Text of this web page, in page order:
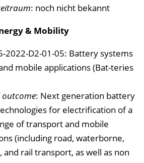
: noch nicht bekannt
& Mobility
2022-D2-01-05: Battery systems
mobile applications (Bat-teries
outcome: Next generation battery
for electrification of a
of transport and mobile
(including road, waterborne,
and rail transport, as well as non